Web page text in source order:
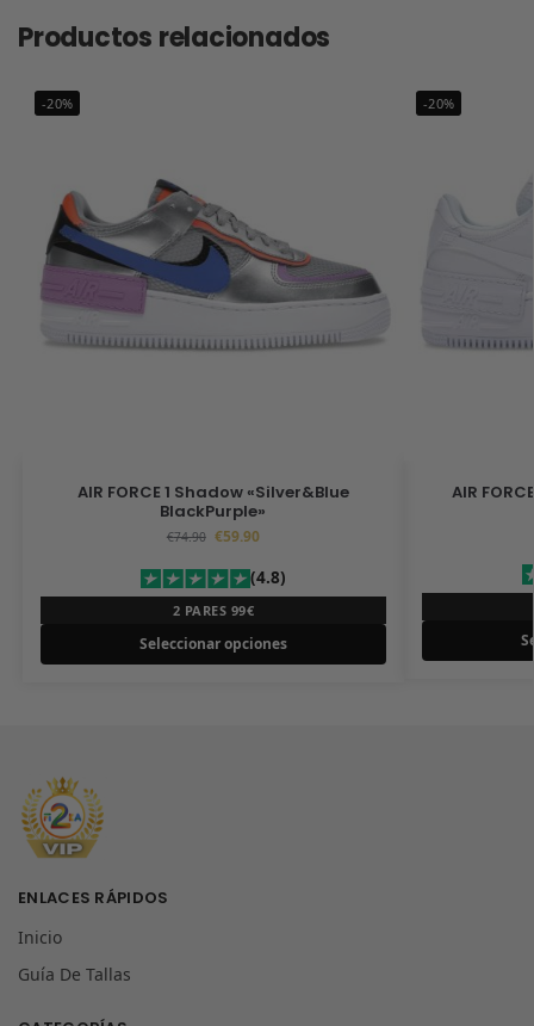
Productos relacionados
-20%
AIR FORCE 1 Shadow «Silver&Blue
BlackPurple»
€74.90 €59.90
(4.8)
2 PARES 99€
Seleccionar opciones
-20%
AIR
ENLACES RÁPIDOS
Inicio
Guía De Tallas